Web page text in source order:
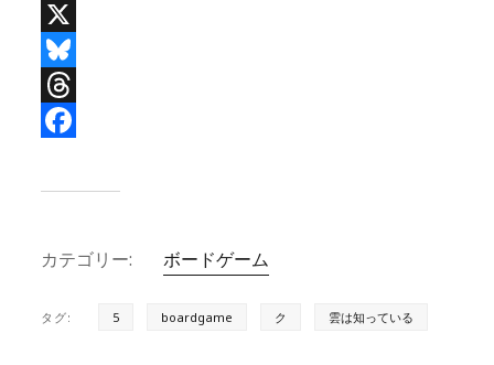
X
B
l
e
k
T
r
a
s
a
e
o
カテゴリー: ボードゲーム
タグ: 5 boardgame ク 雲は知っている